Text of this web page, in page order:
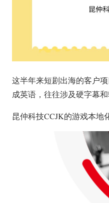
这半年来短剧出海的客户
成英语，往往涉及硬字幕
昆仲科技CCJK的游戏本地